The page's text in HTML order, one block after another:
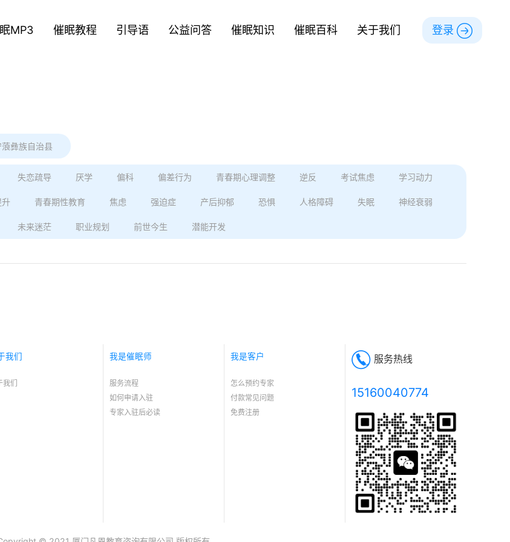
MP3 催眠教程 引导语 公益问答 催眠知识 催眠百科 关于我们 登录
蒗彝族自治县
失恋疏导 厌学 偏科 偏差行为 青春期心理调整 逆反 考试焦虑 学习动力
升 青春期性教育 焦虑 强迫症 产后抑郁 恐惧 人格障碍 失眠 神经衰弱
未来迷茫 职业规划 前世今生 潜能开发
我们
我们
我是催眠师
服务流程
如何申请入驻
专家入驻后必读
我是客户
怎么预约专家
付款常见问题
免费注册
服务热线
15160040774